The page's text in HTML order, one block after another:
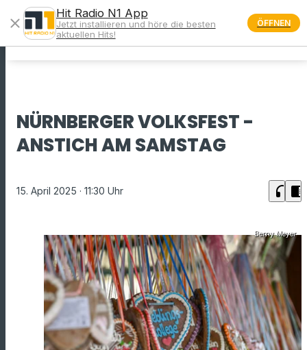
menu
NÜRNBERGER VOLKSFEST -
ANSTICH AM SAMSTAG
15. April 2025 · 11:30 Uhr headphones chrome_reader_mode
Berny Meyer
close
Hit Radio N1 App
Jetzt installieren und höre die besten
aktuellen Hits!
ÖFFNEN